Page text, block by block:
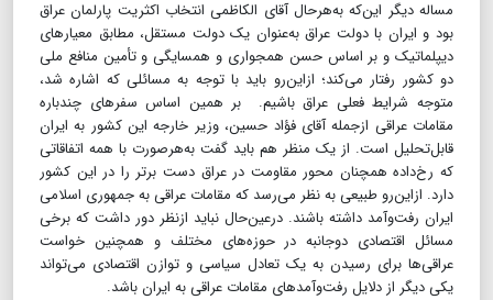
مساله دیگر این‌که به‌هرحال آقای الکاظمی انتخاب اکثریت پارلمان عراق
بود و ایران با دولت عراق به‌عنوان یک دولت مستقل، مطابق معیارهای
دیپلماتیک و بر اساس حسن همجواری و همسایگی و تأمین منافع ملی
دو کشور رفتار می‌کند؛ ازاین‌رو باید با توجه به مسائلی که اشاره شد،
متوجه شرایط فعلی عراق باشیم. بر همین اساس سفرهای چندباره
مقامات عراقی ازجمله آقای فؤاد حسین، وزیر خارجه این کشور به ایران
قابل‌تحلیل است. از یک منظر هم باید گفت به‌هر‌صورت با همه اتفاقاتی
که رخ‌داده همچنان محور مقاومت در عراق دست برتر را در این کشور
دارد. ازاین‌رو طبیعی به نظر می‌رسد که مقامات عراقی به جمهوری اسلامی
ایران رفت‌وآمد داشته باشند. درعین‌حال نباید ازنظر دور داشت که برخی
مسائل اقتصادی دوجانبه در حوزه‌های مختلف و همچنین خواست
عراقی‌ها برای رسیدن به یک تعادل سیاسی و توازن اقتصادی می‌تواند
یکی دیگر از دلایل رفت‌وآمدهای مقامات عراقی به ایران باشد.